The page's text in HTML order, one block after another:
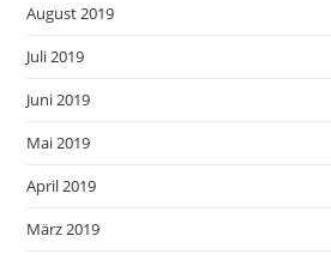
August 2019
Juli 2019
Juni 2019
Mai 2019
April 2019
März 2019